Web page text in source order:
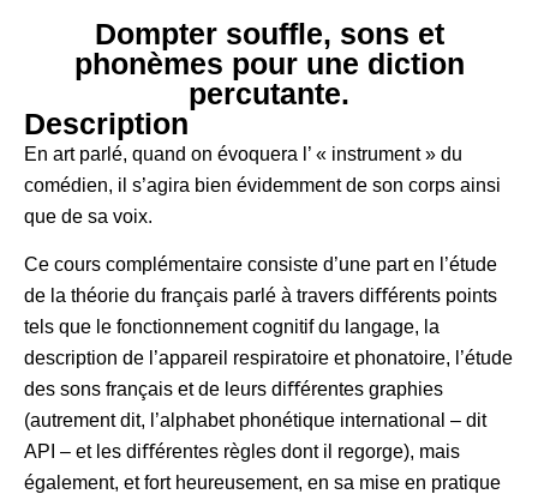
Dompter souffle, sons et
phonèmes pour une diction
percutante.
Description
En art parlé, quand on évoquera l’ « instrument » du
comédien, il s’agira bien évidemment de son corps ainsi
que de sa voix.
Ce cours complémentaire consiste d’une part en l’étude
de la théorie du français parlé à travers diﬀérents points
tels que le fonctionnement cognitif du langage, la
description de l’appareil respiratoire et phonatoire, l’étude
des sons français et de leurs diﬀérentes graphies
(autrement dit, l’alphabet phonétique international – dit
API – et les diﬀérentes règles dont il regorge), mais
également, et fort heureusement, en sa mise en pratique